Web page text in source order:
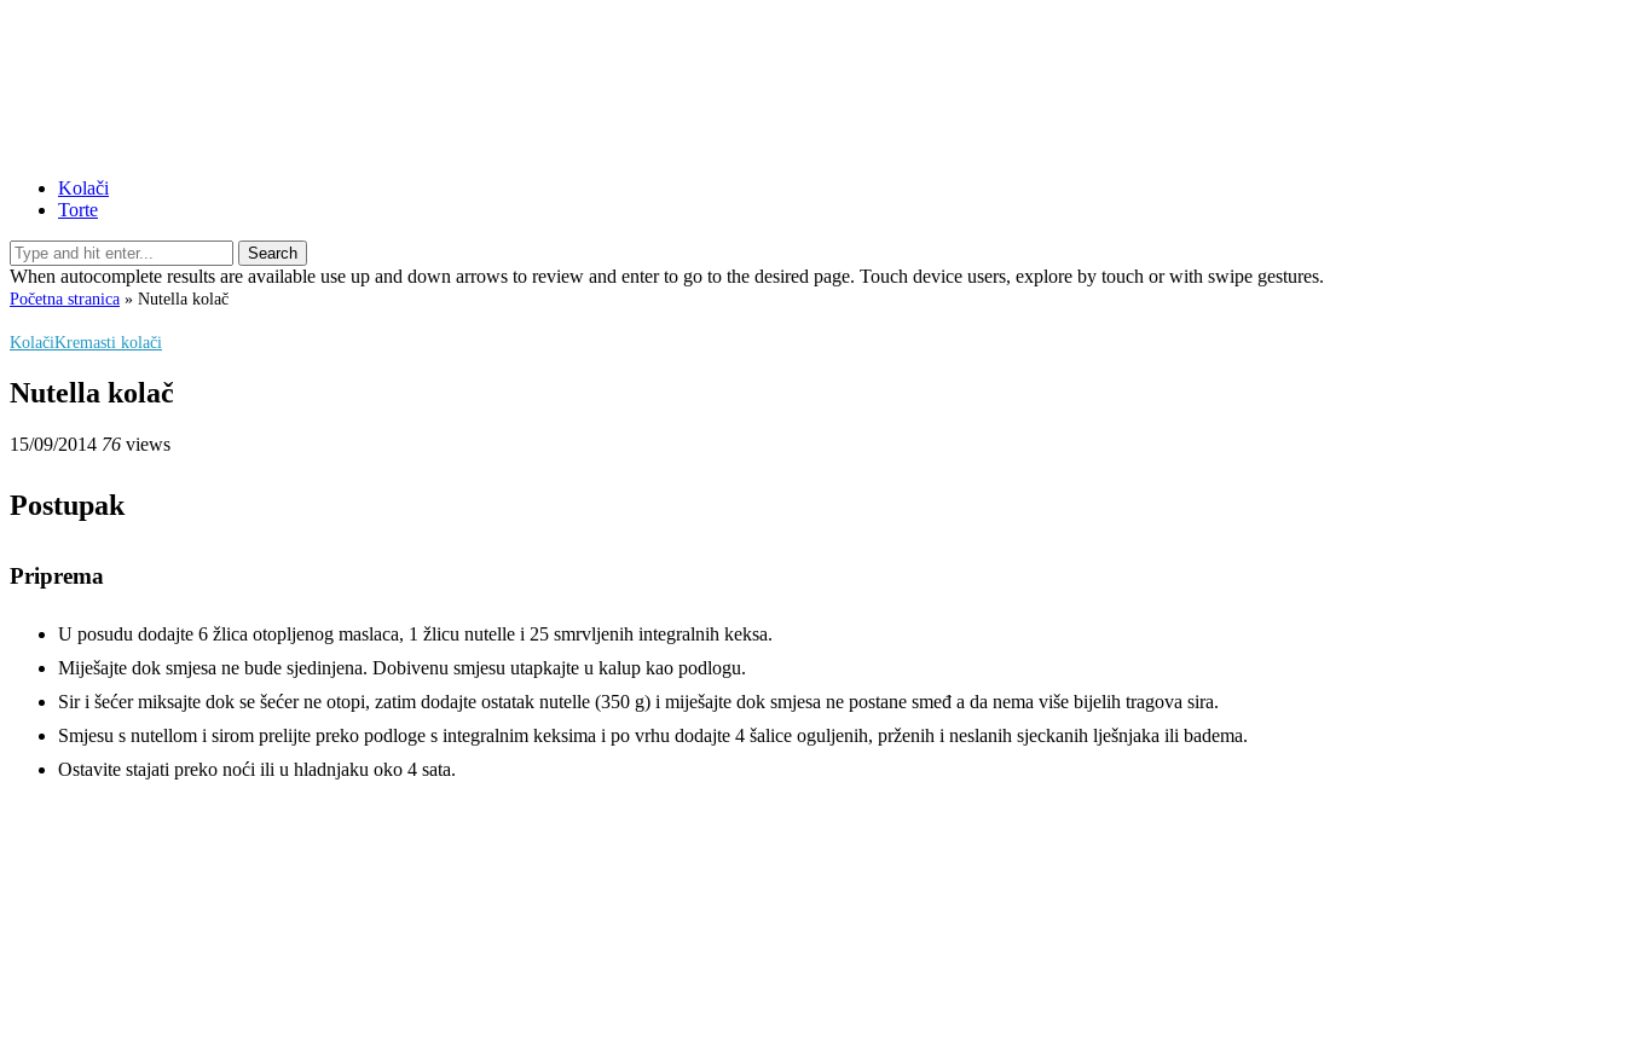
Kolači
Torte
Search
When autocomplete results are available use up and down arrows to review and enter to go to the desired page. Touch device users, explore by touch or with swipe gestures.
Početna stranica » Nutella kolač
KolačiKremasti kolači
Nutella kolač
15/09/2014 76 views
Postupak
Priprema
U posudu dodajte 6 žlica otopljenog maslaca, 1 žlicu nutelle i 25 smrvljenih integralnih keksa.
Miješajte dok smjesa ne bude sjedinjena. Dobivenu smjesu utapkajte u kalup kao podlogu.
Sir i šećer miksajte dok se šećer ne otopi, zatim dodajte ostatak nutelle (350 g) i miješajte dok smjesa ne postane smeđ a da nema više bijelih tragova sira.
Smjesu s nutellom i sirom prelijte preko podloge s integralnim keksima i po vrhu dodajte 4 šalice oguljenih, prženih i neslanih sjeckanih lješnjaka ili badema.
Ostavite stajati preko noći ili u hladnjaku oko 4 sata.